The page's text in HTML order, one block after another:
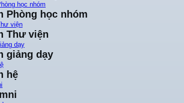
học nhóm
Phòng học nhóm
viện
Thư viện
dạy
giảng dạy
hệ